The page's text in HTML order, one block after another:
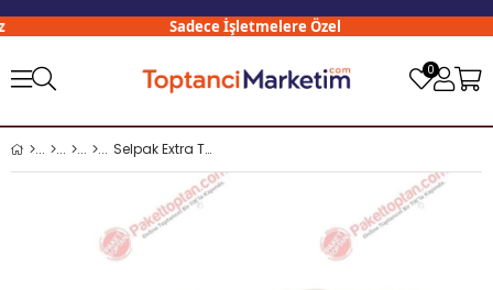
Sadece İşletmelere Özel
0
Selpak Extra Tuvalet Kağıdı 16 lı Pamuksu Doku x3 lü Koli